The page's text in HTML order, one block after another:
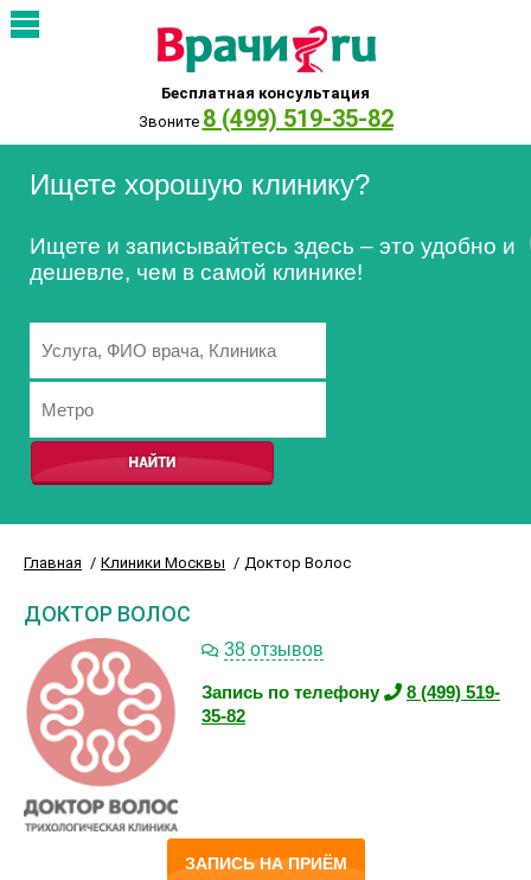
Бесплатная консультация
Звоните 8 (499) 519-35-82
Ищете хорошую клинику?
Ищете и записывайтесь здесь – это удобно и
дешевле, чем в самой клинике!
Главная Клиники Москвы Доктор Волос
ДОКТОР ВОЛОС
38 отзывов
Запись по телефону
8 (499) 519-
35-82
ЗАПИСЬ НА ПРИЁМ